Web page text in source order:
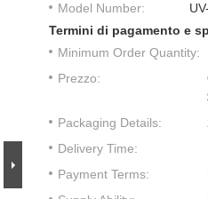
Model Number:
Termini di pagamento e
Minimum Order Quantity:
Prezzo:
Packaging Details:
Delivery Time:
Payment Terms: